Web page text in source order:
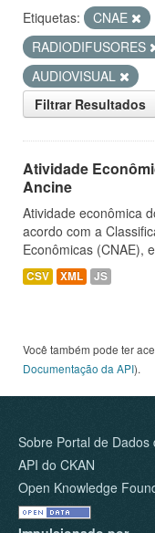
Etiquetas: CNAE
RADIODIFUSORES
AUDIOVISUAL
Filtrar Resultados
Atividade
Ancine
Atividade econômica
acordo com a
Econômicas (CNAE),
CSV XML JS
Você também pode ter
Documentação da API).
Sobre Portal de Dados
API do CKAN
Open Knowledge